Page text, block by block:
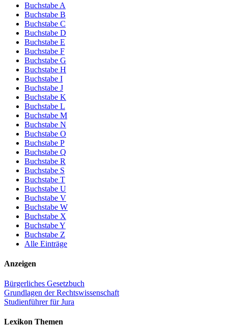
Buchstabe A
Buchstabe B
Buchstabe C
Buchstabe D
Buchstabe E
Buchstabe F
Buchstabe G
Buchstabe H
Buchstabe I
Buchstabe J
Buchstabe K
Buchstabe L
Buchstabe M
Buchstabe N
Buchstabe O
Buchstabe P
Buchstabe Q
Buchstabe R
Buchstabe S
Buchstabe T
Buchstabe U
Buchstabe V
Buchstabe W
Buchstabe X
Buchstabe Y
Buchstabe Z
Alle Einträge
Anzeigen
Bürgerliches Gesetzbuch
Grundlagen der Rechtswissenschaft
Studienführer für Jura
Lexikon Themen